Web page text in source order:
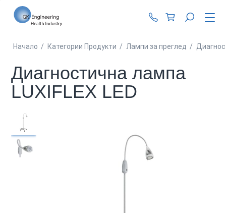
+359 87 990 62
Начало / Категории Продукти / Лампи за преглед /
Диагностична лампа
LUXIFLEX LED